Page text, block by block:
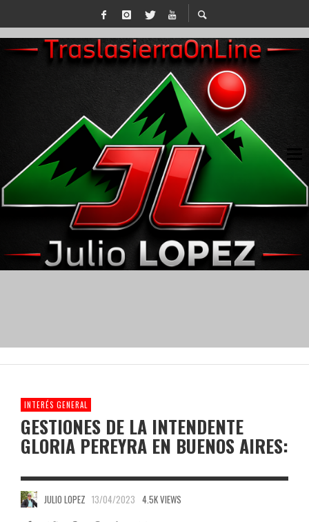
INTERÉS GENERAL
GESTIONES DE LA INTENDENTE
GLORIA PEREYRA EN BUENOS AIRES:
JULIO LOPEZ 13/04/2023 4.5K VIEWS